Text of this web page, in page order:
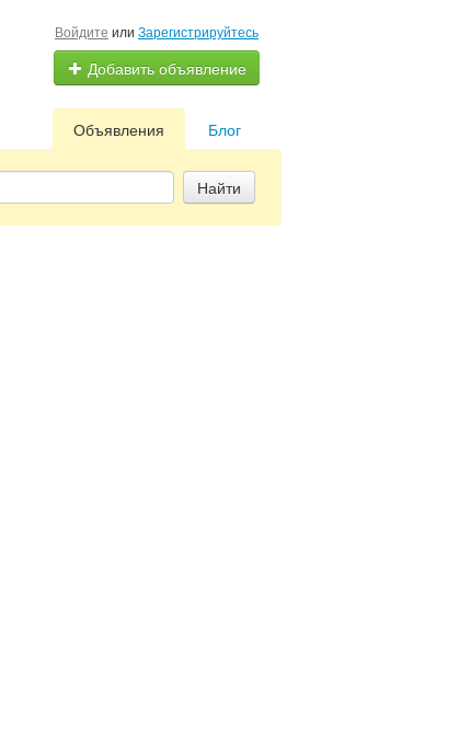
Войдите или Зарегистрируйтесь
Добавить объявление
Блог
Объявления
Найти